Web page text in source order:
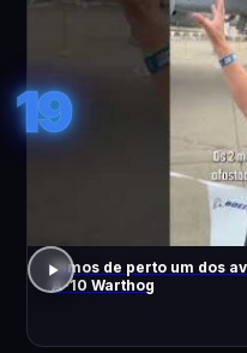
19
Vimos de perto um dos
A-10 Warthog